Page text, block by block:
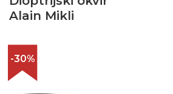
Alain Mikli
-30%